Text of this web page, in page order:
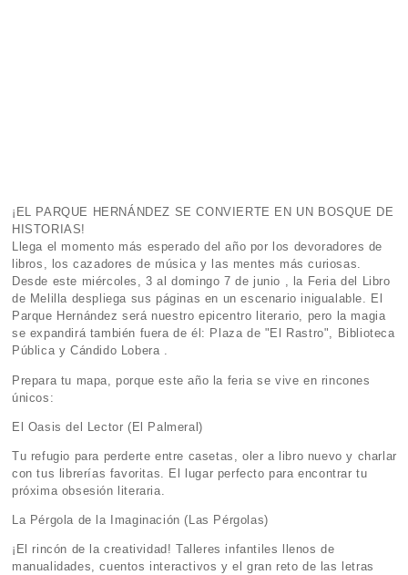
¡EL PARQUE HERNÁNDEZ SE CONVIERTE EN UN BOSQUE DE
HISTORIAS!
Llega el momento más esperado del año por los devoradores de
libros, los cazadores de música y las mentes más curiosas.
Desde este miércoles, 3 al domingo 7 de junio , la Feria del Libro
de Melilla despliega sus páginas en un escenario inigualable. El
Parque Hernández será nuestro epicentro literario, pero la magia
se expandirá también fuera de él: Plaza de "El Rastro", Biblioteca
Pública y Cándido Lobera .
Prepara tu mapa, porque este año la feria se vive en rincones
únicos:
El Oasis del Lector (El Palmeral)
Tu refugio para perderte entre casetas, oler a libro nuevo y charlar
con tus librerías favoritas. El lugar perfecto para encontrar tu
próxima obsesión literaria.
La Pérgola de la Imaginación (Las Pérgolas)
¡El rincón de la creatividad! Talleres infantiles llenos de
manualidades, cuentos interactivos y el gran reto de las letras